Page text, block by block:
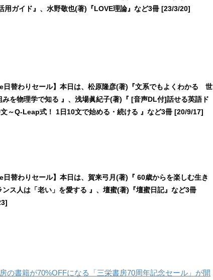
用ガイド』、水野敬也(著)『LOVE理論』など3冊 [23/3/20]
日替わりセール】本日は、松原隆彦(著)『文系でもよくわかる 世
みを物理学で知る 』、浅場眞紀子(著)『 [音声DL付]話せる英語ド
文～Q-Leap式！ 1日10文で始める・続ける 』など3冊 [20/9/17]
日替わりセール】本日は、賀来弓月(著)『 60歳からを楽しむ生き
ス人は「老い」を愛する 』、壇蜜(著)『壇蜜日記』など3冊
の書籍が70%OFFになる「三栄書房70周年記念セール」が開